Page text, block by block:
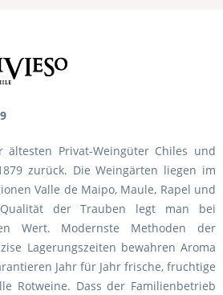
ältesten Privat-Weingüter Chiles und
zurück. Die Weingärten liegen im
Valle de Maipo, Maule, Rapel und
der Trauben legt man bei
Wert. Modernste Methoden der
Lagerungszeiten bewahren Aroma
Jahr für Jahr frische, fruchtige
Rotweine. Dass der Familienbetrieb